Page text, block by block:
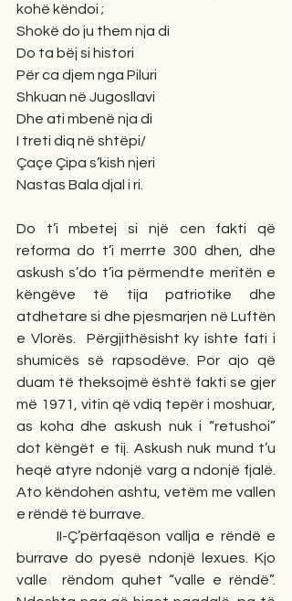
kohë këndoi ;
Shokë do ju them nja di
Do ta bëj si histori
Për ca djem nga Piluri
Shkuan në Jugosllavi
Dhe ati mbenë nja di
I treti diq në shtëpi/
Çaçe Çipa s’kish njeri
Nastas Bala djal i ri.
Do t’i mbetej si një cen fakti që
reforma do t’i merrte 300 dhen, dhe
askush s’do t’ia përmendte meritën e
këngëve të tija patriotike dhe
atdhetare si dhe pjesmarjen në Luftën
e Vlorës.  Përgjithësisht ky ishte fati i
shumicës së rapsodëve. Por ajo që
duam të theksojmë është fakti se gjer
më 1971, vitin që vdiq tepër i moshuar,
as koha dhe askush nuk i “retushoi”
dot këngët e tij. Askush nuk mund t’u
heqë atyre ndonjë varg a ndonjë fjalë.
Ato këndohen ashtu, vetëm me vallen
e rëndë të burrave.
burrave do pyesë ndonjë lexues. Kjo
valle  rëndom quhet “valle e rëndë”.